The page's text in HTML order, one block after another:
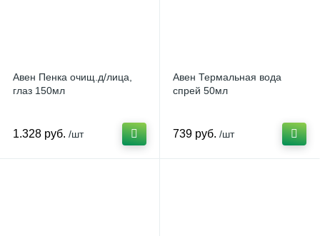
Авен Пенка очищ.д/лица,
глаз 150мл
1.328 руб. /шт
Авен Термальная вода
спрей 50мл
739 руб. /шт